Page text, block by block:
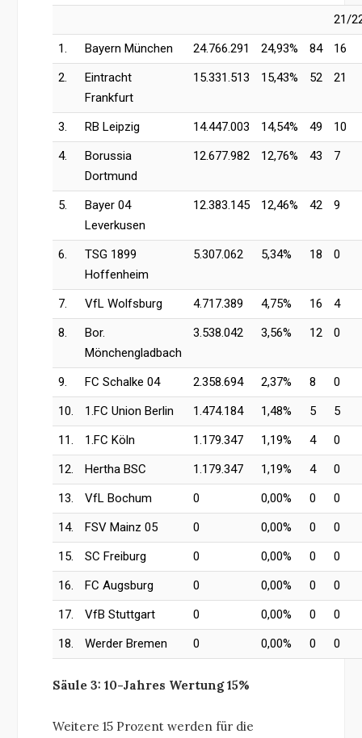
21/
1.
Bayern München 24.766.291 24,93% 84
16
2.
Eintracht
Frankfurt
15.331.513 15,43% 52 21
3. RB Leipzig 14.447.003 14,54% 49
10
4.
Borussia
Dortmund
12.677.982 12,76% 43 7
5.
Bayer 04
Leverkusen
12.383.145 12,46% 42 9
6.
TSG 1899
Hoffenheim
5.307.062 5,34% 18 0
7. VfL Wolfsburg 4.717.389 4,75% 16
4
8.
Bor.
Mönchengladbach
3.538.042 3,56% 12 0
9. FC Schalke 04 2.358.694 2,37% 8
0
10.
1.FC Union Berlin 1.474.184 1,48% 5
5
11.
1.FC Köln 1.179.347 1,19% 4
0
12.
Hertha BSC 1.179.347 1,19% 4
0
13.
VfL Bochum 0 0,00% 0
0
14.
FSV Mainz 05 0 0,00% 0
0
15.
SC Freiburg 0 0,00% 0
0
16.
FC Augsburg 0 0,00% 0
0
17.
VfB Stuttgart 0 0,00% 0
0
18.
Werder Bremen 0 0,00% 0 0
Säule 3: 10-Jahres Wertung 15%
Weitere 15 Prozent werden für die